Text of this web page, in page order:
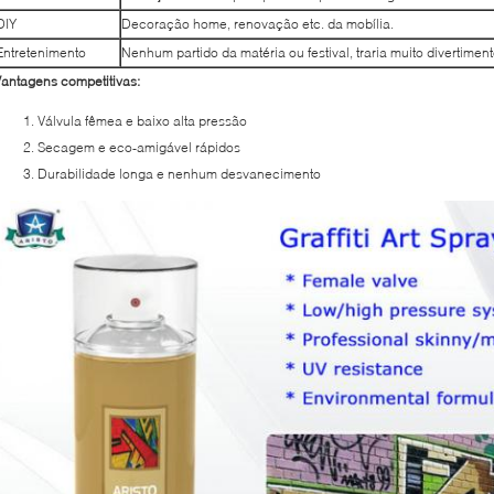
Decoração home, renovação etc. da mobília.
Nenhum partido da matéria ou festival, traria muito
competitivas:
Válvula fêmea e baixo alta pressão
Secagem e eco-amigável rápidos
Durabilidade longa e nenhum desvanecimento